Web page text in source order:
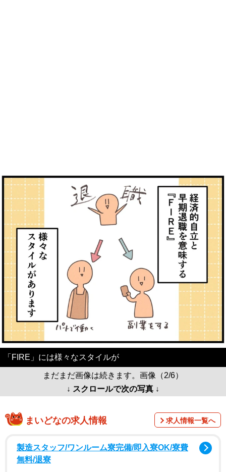
「FIRE」には様々なスタイルが
まだまだ画像は続きます。画像（2/6）
↓ スクロールで次の写真 ↓
まいどなの求人情報 求人情報一覧へ
製造スタッフ/ワンルーム寮完備/即入寮OK/寮費
無料/退寮